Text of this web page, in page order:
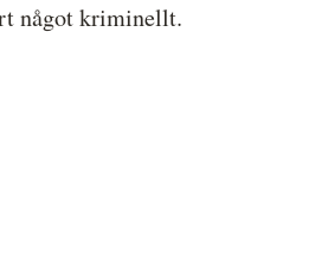
något kriminellt.